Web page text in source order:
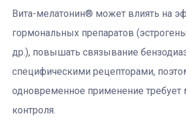
Вита-мелатонин® может влиять на
гормональных препаратов
др.), повышать связывание
специфическими рецепторами,
одновременное применение требует
контроля.